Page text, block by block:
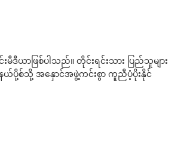
ယာဖြစ်ပါသည်။ တိုင်းရင်းသား ပြည်သူများ
နယ်ပို့စ်သို့ အနှောင်အဖွဲ့ကင်းစွာ ကူညီပံ့ပိုးနိုင်